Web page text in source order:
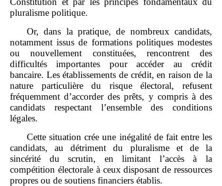
pluralisme politique.
Or, dans la pratique, de nombreux candidats,
notamment issus de formations politiques modestes
ou nouvellement constituées, rencontrent des
difficultés importantes pour accéder au crédit
bancaire. Les établissements de crédit, en raison de la
nature particulière du risque électoral, refusent
fréquemment d’accorder des prêts, y compris à des
candidats respectant l’ensemble des conditions
légales.
Cette situation crée une inégalité de fait entre les
candidats, au détriment du pluralisme et de la
sincérité du scrutin, en limitant l’accès à la
compétition électorale à ceux disposant de ressources
propres ou de soutiens financiers établis.